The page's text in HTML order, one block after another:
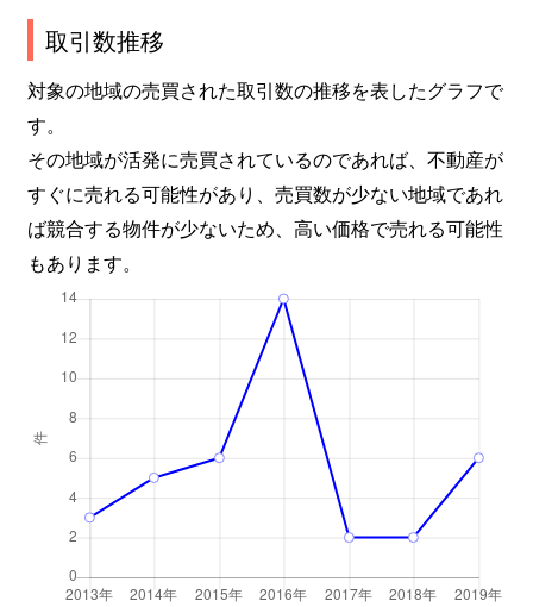
取引数推移
対象の地域の売買された取引数の推移を表したグラフで
す。
その地域が活発に売買されているのであれば、不動産が
すぐに売れる可能性があり、売買数が少ない地域であれ
ば競合する物件が少ないため、高い価格で売れる可能性
もあります。